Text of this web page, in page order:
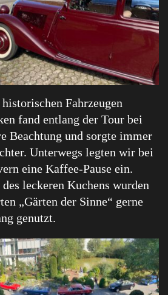
Fahrzeugen
fand entlang der Tour bei
Beachtung und sorgte immer
Unterwegs legten wir bei
eine Kaffee-Pause ein.
leckeren Kuchens wurden
„Gärten der Sinne“ gerne
genutzt.